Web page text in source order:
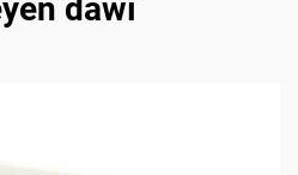
dawî